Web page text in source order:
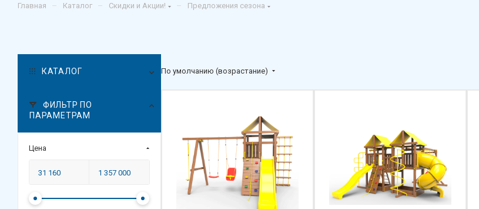
Главная – Каталог – Скидки и Акции! – Предложения сезона
По умолчанию (возрастание)
КАТАЛОГ
ФИЛЬТР ПО
ПАРАМЕТРАМ
Цена